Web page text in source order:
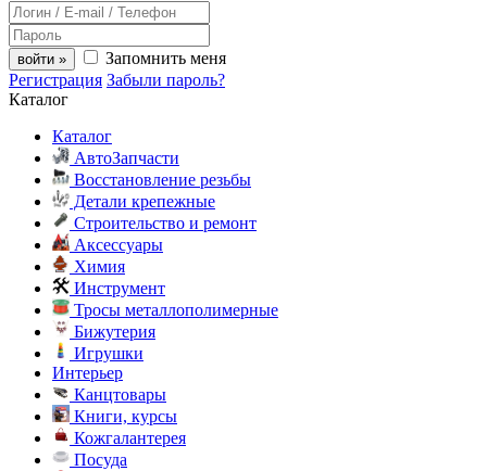
войти »
Запомнить меня
Регистрация Забыли пароль?
Каталог
Каталог
АвтоЗапчасти
Восстановление резьбы
Детали крепежные
Строительство и ремонт
Аксессуары
Химия
Инструмент
Тросы металлополимерные
Бижутерия
Игрушки
Интерьер
Канцтовары
Книги, курсы
Кожгалантерея
Посуда